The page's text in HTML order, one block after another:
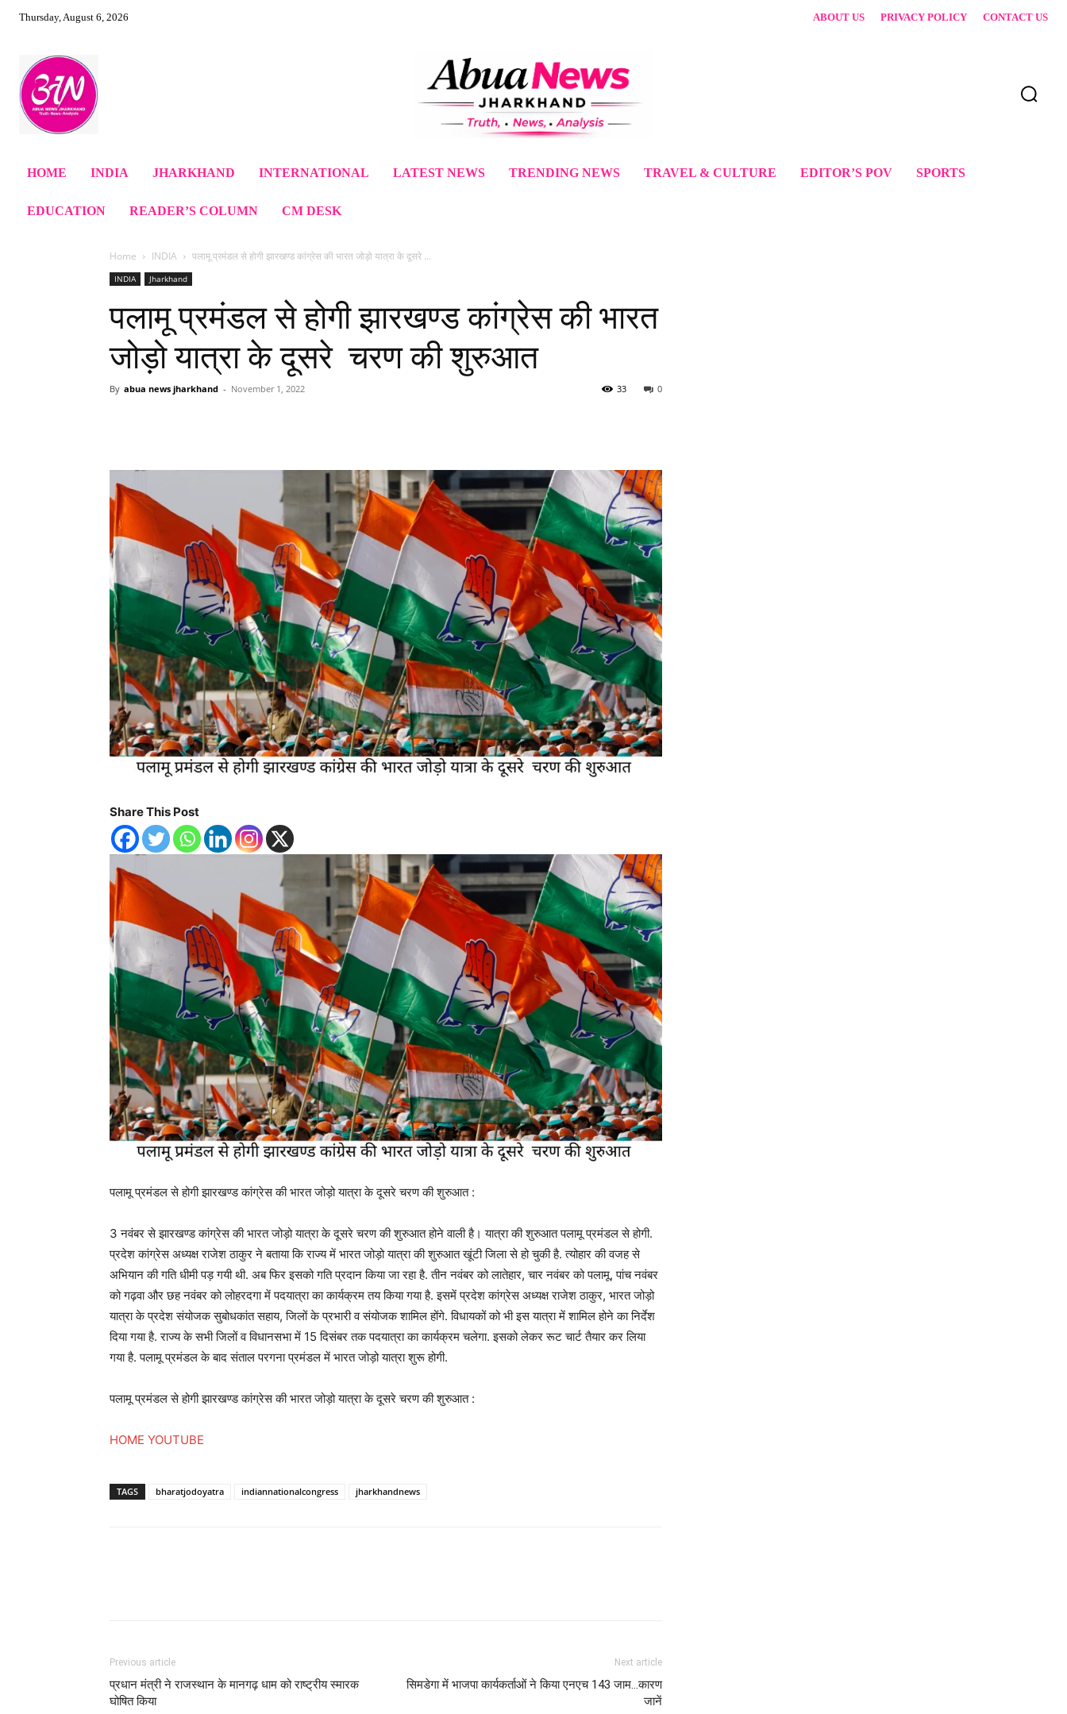
Thursday, August 6, 2026 ABOUT US PRIVACY POLICY CONTACT US
HOME INDIA JHARKHAND INTERNATIONAL LATEST NEWS TRENDING NEWS TRAVEL & CULTURE EDITOR’S POV SPORTS
EDUCATION READER’S COLUMN CM DESK
Home INDIA पलामू प्रमंडल से होगी झारखण्ड कांग्रेस की भारत जोड़ो यात्रा के दूसरे ...
INDIA Jharkhand
पलामू प्रमंडल से होगी झारखण्ड कांग्रेस की भारत
जोड़ो यात्रा के दूसरे चरण की शुरुआत
By abua news jharkhand - November 1, 2022 0
33
Share This Post
पलामू प्रमंडल से होगी झारखण्ड कांग्रेस की भारत जोड़ो यात्रा के दूसरे चरण की शुरुआत :
3 नवंबर से झारखण्ड कांग्रेस की भारत जोड़ो यात्रा के दूसरे चरण की शुरुआत होने वाली है। यात्रा की शुरुआत पलामू प्रमंडल से होगी.
प्रदेश कांग्रेस अध्यक्ष राजेश ठाकुर ने बताया कि राज्य में भारत जोड़ो यात्रा की शुरुआत खूंटी जिला से हो चुकी है. त्योहार की वजह से
अभियान की गति धीमी पड़ गयी थी. अब फिर इसको गति प्रदान किया जा रहा है. तीन नवंबर को लातेहार, चार नवंबर को पलामू, पांच नवंबर
को गढ़वा और छह नवंबर को लोहरदगा में पदयात्रा का कार्यक्रम तय किया गया है. इसमें प्रदेश कांग्रेस अध्यक्ष राजेश ठाकुर, भारत जोड़ो
यात्रा के प्रदेश संयोजक सुबोधकांत सहाय, जिलों के प्रभारी व संयोजक शामिल होंगे. विधायकों को भी इस यात्रा में शामिल होने का निर्देश
दिया गया है. राज्य के सभी जिलों व विधानसभा में 15 दिसंबर तक पदयात्रा का कार्यक्रम चलेगा. इसको लेकर रूट चार्ट तैयार कर लिया
गया है. पलामू प्रमंडल के बाद संताल परगना प्रमंडल में भारत जोड़ो यात्रा शुरू होगी.
पलामू प्रमंडल से होगी झारखण्ड कांग्रेस की भारत जोड़ो यात्रा के दूसरे चरण की शुरुआत :
HOME YOUTUBE
TAGS bharatjodoyatra indiannationalcongress jharkhandnews
Previous article
प्रधान मंत्री ने राजस्थान के मानगढ़ धाम को राष्ट्रीय स्मारक
घोषित किया
Next article
सिमडेगा में भाजपा कार्यकर्ताओं ने किया एनएच 143 जाम…कारण
जानें